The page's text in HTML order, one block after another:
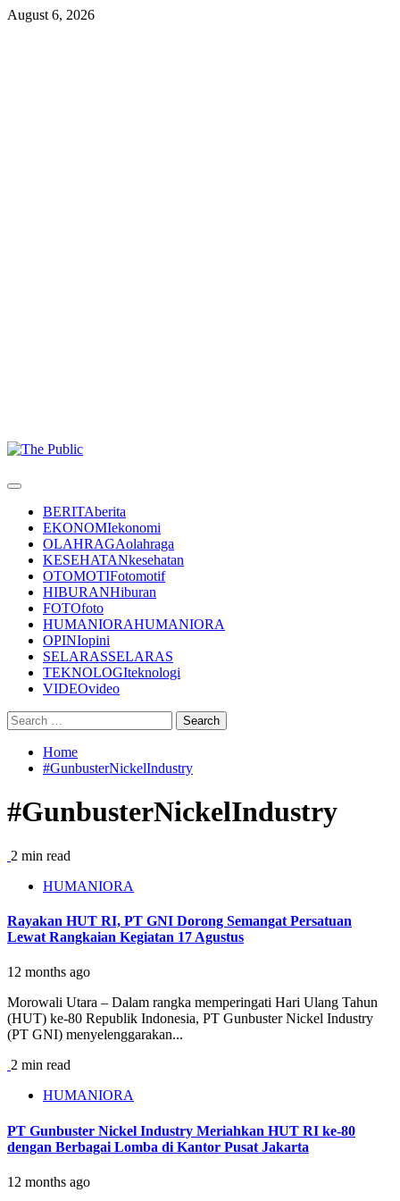
Skip
August 6, 2026
Primary
BERITAberita
EKONOMIekonomi
OLAHRAGAolahraga
KESEHATANkesehatan
OTOMOTIFotomotif
HIBURANHiburan
FOTOfoto
HUMANIORAHUMANIORA
OPINIopini
SELARASSELARAS
TEKNOLOGIteknologi
VIDEOvideo
Search
for:
Home
#GunbusterNickelIndustry
#GunbusterNickelIndustry
2 min read
HUMANIORA
Rayakan HUT RI, PT GNI Dorong Semangat Persatuan
Lewat Rangkaian Kegiatan 17 Agustus
12 months ago
Morowali Utara – Dalam rangka memperingati Hari Ulang Tahun
(HUT) ke-80 Republik Indonesia, PT Gunbuster Nickel Industry
(PT GNI) menyelenggarakan...
2 min read
HUMANIORA
PT Gunbuster Nickel Industry Meriahkan HUT RI ke-80
dengan Berbagai Lomba di Kantor Pusat Jakarta
12 months ago